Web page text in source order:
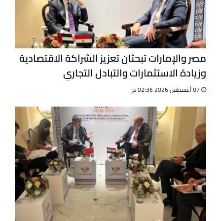
مصر والإمارات تبحثان تعزيز الشراكة الاقتصادية
وزيادة الاستثمارات والتبادل التجاري